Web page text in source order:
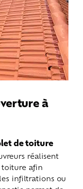
à
de toiture
réalisent
toiture afin
infiltrations ou